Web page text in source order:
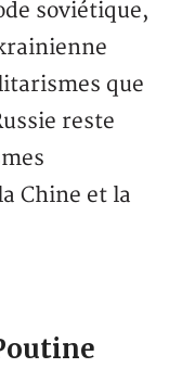
soviétique,
que
reste
Chine et la